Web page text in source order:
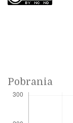
Pobrania